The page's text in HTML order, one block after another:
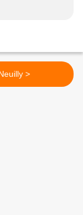
Neuilly >